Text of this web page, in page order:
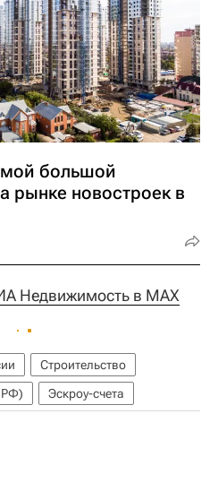
большой
рынке новостроек в
Недвижимость в MAX
Строительство
РФ)
Эскроу-счета